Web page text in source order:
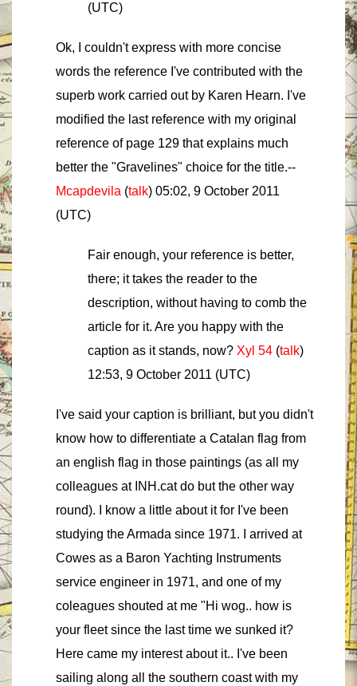
(UTC)
Ok, I couldn't express with more concise
words the reference I've contributed with the
superb work carried out by Karen Hearn. I've
modified the last reference with my original
reference of page 129 that explains much
better the "Gravelines" choice for the title.--
Mcapdevila (talk) 05:02, 9 October 2011
(UTC)
Fair enough, your reference is better,
there; it takes the reader to the
description, without having to comb the
article for it. Are you happy with the
caption as it stands, now? Xyl 54 (talk)
12:53, 9 October 2011 (UTC)
I've said your caption is brilliant, but you didn't
know how to differentiate a Catalan flag from
an english flag in those paintings (as all my
colleagues at INH.cat do but the other way
round). I know a little about it for I've been
studying the Armada since 1971. I arrived at
Cowes as a Baron Yachting Instruments
service engineer in 1971, and one of my
coleagues shouted at me "Hi wog.. how is
your fleet since the last time we sunked it?
Here came my interest about it.. I've been
sailing along all the southern coast with my